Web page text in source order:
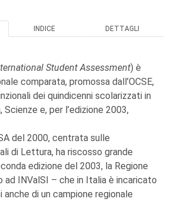
INDICE DETTAGLI
Student Assessment) è
comparata, promossa dall’OCSE,
dei quindicenni scolarizzati in
e, per l’edizione 2003,
del 2000, centrata sulle
di Lettura, ha riscosso grande
edizione del 2003, la Regione
ad INValSI – che in Italia è incaricato
anche di un campione regionale